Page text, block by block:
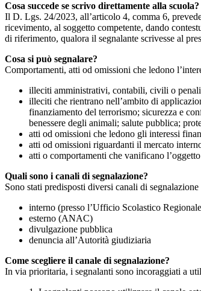
Cosa succede se scrivo direttamente alla scuola?
Il D. Lgs. 24/2023, all’articolo 4, comma 6,
ricevimento, al soggetto competente, dando
di riferimento, qualora il segnalante scrivesse al
Cosa si può segnalare?
Comportamenti, atti od omissioni che ledono
illeciti amministrativi, contabili, civili o
illeciti che rientrano nell’ambito di
finanziamento del terrorismo; sicurezza e
benessere degli animali; salute pubblica;
atti od omissioni che ledono gli interessi
atti od omissioni riguardanti il mercato
atti o comportamenti che vanificano
Quali sono i canali di segnalazione?
Sono stati predisposti diversi canali di
interno (presso l’Ufficio Scolastico
esterno (ANAC)
divulgazione pubblica
denuncia all’Autorità giudiziaria
Come scegliere il canale di segnalazione?
In via prioritaria, i segnalanti sono incoraggiati a